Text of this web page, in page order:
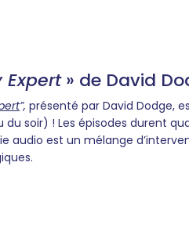
Expert» de David
”, présenté par David Dodge,
du soir) ! Les épisodes durent
audio est un mélange